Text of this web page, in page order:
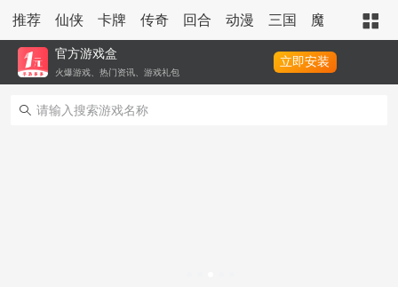
推荐 仙侠 卡牌 传奇 回合 动漫 三国 魔幻 策略
官方游戏盒
火爆游戏、热门资讯、游戏礼包
立即安装